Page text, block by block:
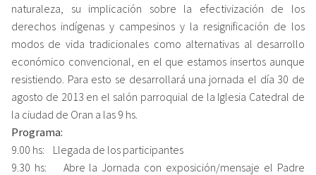
naturaleza, su implicación sobre la efectivización de los
derechos indígenas y campesinos y la resignificación de los
modos de vida tradicionales como alternativas al desarrollo
económico convencional, en el que estamos insertos aunque
resistiendo. Para esto se desarrollará una jornada el día 30 de
agosto de 2013 en el salón parroquial de la Iglesia Catedral de
la ciudad de Oran a las 9 hs.
Programa:
9.00 hs: Llegada de los participantes
9.30 hs: Abre la Jornada con exposición/mensaje el Padre